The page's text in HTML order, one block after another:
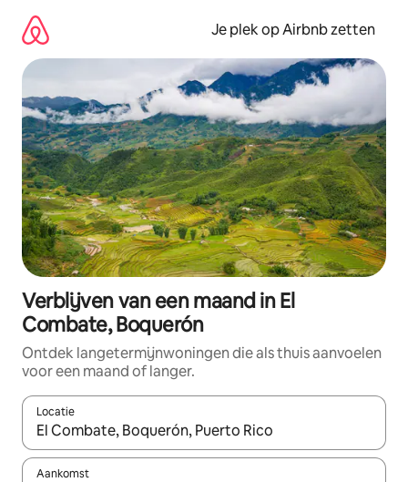
direct
naar
inhoud
Je plek op Airbnb zetten
Verblijven van een maand in El
Combate, Boquerón
Ontdek langetermijnwoningen die als thuis aanvoelen
voor een maand of langer.
Locatie
Wanneer er resultaten beschikbaar zijn, maak je een keuze
Aankomst